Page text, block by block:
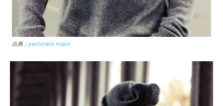
出典： pectoralis major